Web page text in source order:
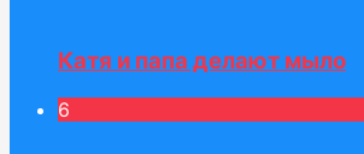
Катя и папа делают мыло
6